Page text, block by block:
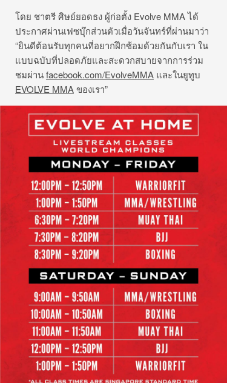
โดย ชาตรี ศิษย์ยอดธง ผู้ก่อตั้ง Evolve MMA ได้
ประกาศผ่านเฟซบุ๊กส่วนตัวเมื่อวันจันทร์ที่ผ่านมาว่า
“ยินดีต้อนรับทุกคนที่อยากฝึกซ้อมด้วยกันกับเรา ใน
แบบฉบับที่ปลอดภัยและสะดวกสบายจากการร่วม
ชมผ่านfacebook.com/EvolveMMA และในยูทูบ
EVOLVE MMAของเรา”